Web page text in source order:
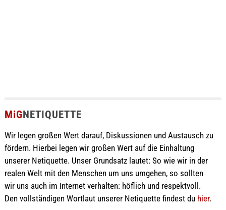
MiGNETIQUETTE
Wir legen großen Wert darauf, Diskussionen und Austausch zu
fördern. Hierbei legen wir großen Wert auf die Einhaltung
unserer Netiquette. Unser Grundsatz lautet: So wie wir in der
realen Welt mit den Menschen um uns umgehen, so sollten
wir uns auch im Internet verhalten: höflich und respektvoll.
Den vollständigen Wortlaut unserer Netiquette findest du hier.